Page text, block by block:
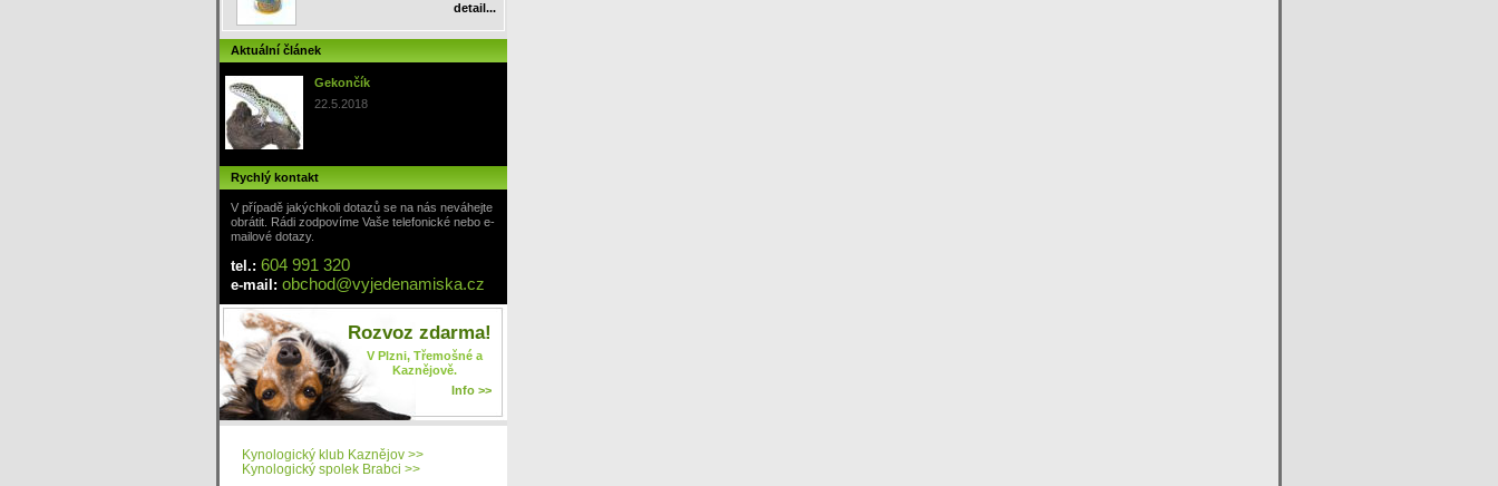
detail...
Aktuální článek
Gekončík
22.5.2018
Rychlý kontakt
V případě jakýchkoli dotazů se na nás neváhejte
obrátit. Rádi zodpovíme Vaše telefonické nebo e-
mailové dotazy.
tel.: 604 991 320
e-mail: obchod@vyjedenamiska.cz
Rozvoz zdarma!
V Plzni, Třemošné a
Kaznějově.
Info >>
Kynologický klub Kaznějov >>
Kynologický spolek Brabci >>